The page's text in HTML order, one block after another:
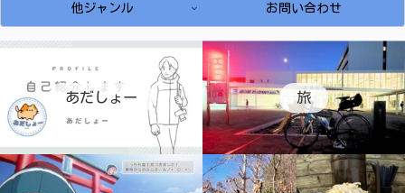
他ジャンル お問い合わせ
あだしょー 旅